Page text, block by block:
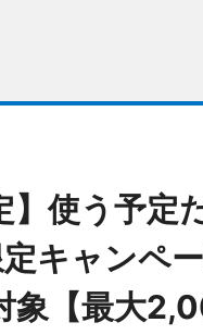
】使う予
キャンペ
象【最大